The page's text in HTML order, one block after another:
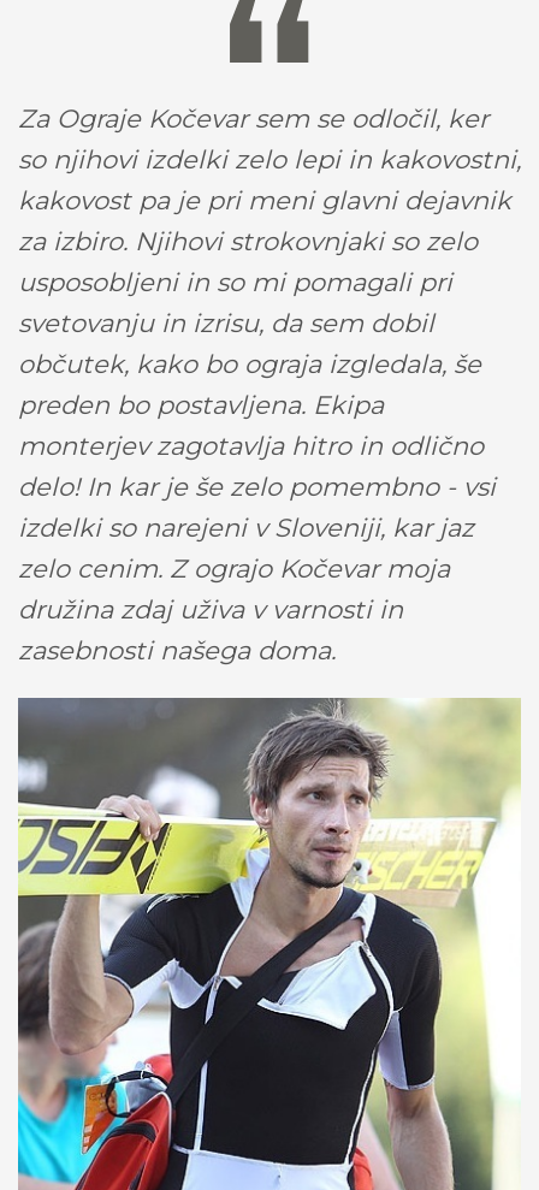
Za Ograje Kočevar sem se odločil, ker
so njihovi izdelki zelo lepi in kakovostni,
kakovost pa je pri meni glavni dejavnik
za izbiro. Njihovi strokovnjaki so zelo
usposobljeni in so mi pomagali pri
svetovanju in izrisu, da sem dobil
občutek, kako bo ograja izgledala, še
preden bo postavljena. Ekipa
monterjev zagotavlja hitro in odlično
delo! In kar je še zelo pomembno - vsi
izdelki so narejeni v Sloveniji, kar jaz
zelo cenim. Z ograjo Kočevar moja
družina zdaj uživa v varnosti in
zasebnosti našega doma.